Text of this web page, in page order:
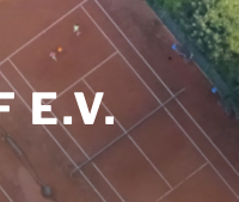
E.V.